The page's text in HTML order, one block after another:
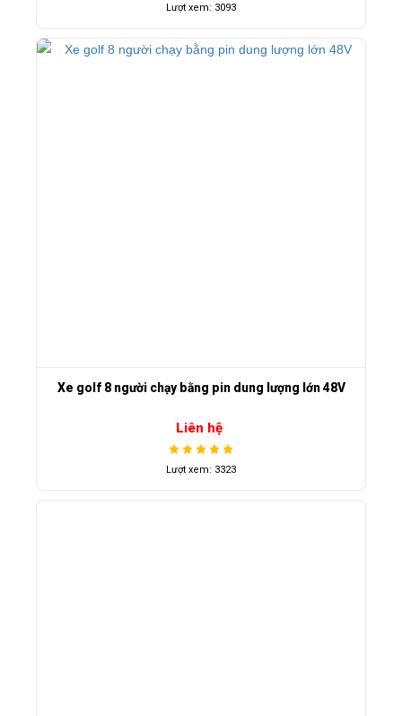
Lượt xem: 3093
Xe golf 8 người chạy bằng pin dung lượng lớn 48V
Liên hệ
Lượt xem: 3323